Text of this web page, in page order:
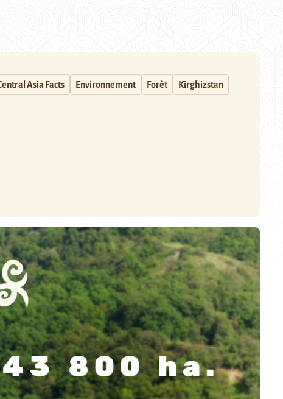
Asia Facts Environnement Forêt Kirghizstan